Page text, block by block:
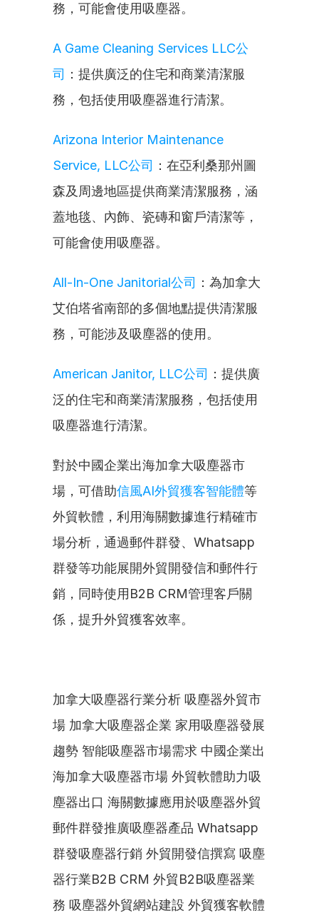
務，可能會使用吸塵器。
A Game Cleaning Services LLC公
司 ：提供廣泛的住宅和商業清潔服
務，包括使用吸塵器進行清潔。
Arizona Interior Maintenance
Service, LLC公司 ：在亞利桑那州圖
森及周邊地區提供商業清潔服務，涵
蓋地毯、內飾、瓷磚和窗戶清潔等，
可能會使用吸塵器。
All-In-One Janitorial公司 ：為加拿大
艾伯塔省南部的多個地點提供清潔服
務，可能涉及吸塵器的使用。
American Janitor, LLC公司 ：提供廣
泛的住宅和商業清潔服務，包括使用
吸塵器進行清潔。
對於中國企業出海加拿大吸塵器市
場，可借助信風AI外貿獲客智能體等
外貿軟體，利用海關數據進行精確市
場分析，通過郵件群發、Whatsapp
群發等功能展開外貿開發信和郵件行
銷，同時使用B2B CRM管理客戶關
係，提升外貿獲客效率。
加拿大吸塵器行業分析 吸塵器外貿市
場 加拿大吸塵器企業 家用吸塵器發展
趨勢 智能吸塵器市場需求 中國企業出
海加拿大吸塵器市場 外貿軟體助力吸
塵器出口 海關數據應用於吸塵器外貿
郵件群發推廣吸塵器產品 Whatsapp
群發吸塵器行銷 外貿開發信撰寫 吸塵
器行業B2B CRM 外貿B2B吸塵器業
務 吸塵器外貿網站建設 外貿獲客軟體